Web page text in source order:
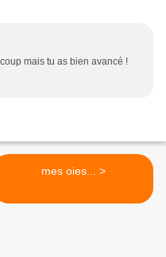
mais tu as bien avancé !
mes oies... >